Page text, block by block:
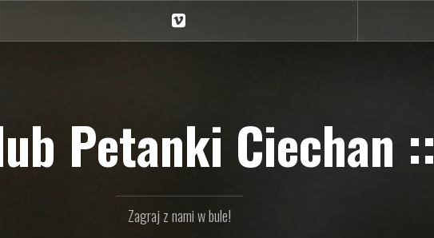
na
Petanki Ciechan ::
Zagraj z nami w bule!